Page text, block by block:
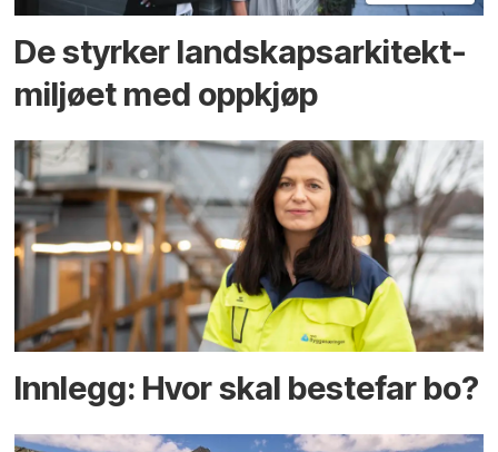
De styrker landskaps­arkitekt­
miljøet med oppkjøp
Innlegg: Hvor skal bestefar bo?